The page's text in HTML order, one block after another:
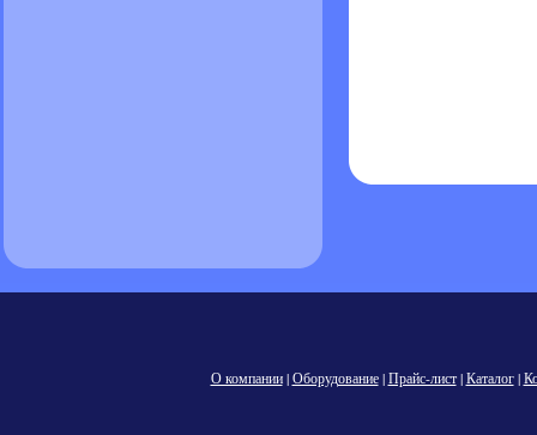
О компании|Оборудование|Прайс-лист|Каталог|